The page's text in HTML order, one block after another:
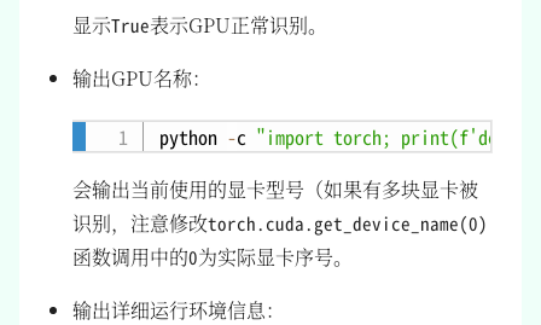
显示True表示GPU正常识别。
输出GPU名称：
python -c "import torch; print(f'device
Copy
会输出当前使用的显卡型号（如果有多块显卡被
识别，注意修改torch.cuda.get_device_name(0)
函数调用中的0为实际显卡序号。
输出详细运行环境信息：